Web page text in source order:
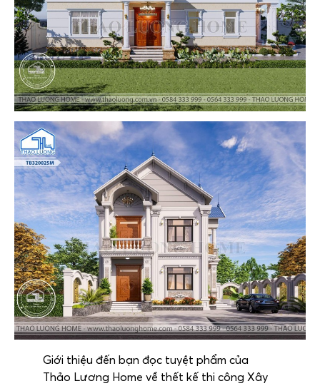
Giới thiệu đến bạn đọc tuyệt phẩm của
Thảo Lương Home về thết kế thi công Xây